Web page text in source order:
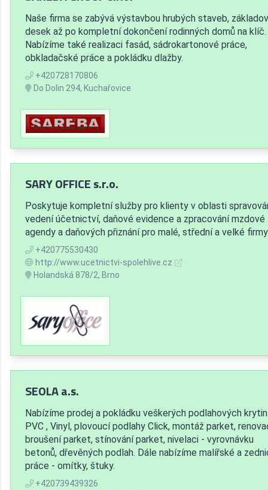
Naše firma se zabývá výstavbou hrubých staveb,
desek až po kompletní dokončení rodinných domů na klíč.
Nabízíme také realizaci fasád, sádrokartonové práce,
obkladačské práce a pokládku dlažby.
+420728170806
Do Dolin 294, Kuchařovice
SARY OFFICE s.r.o.
Poskytuje kompletní služby pro klienty v oblasti
vedení účetnictví, daňové evidence a zpracování mzdové
agendy a daňových přiznání pro malé, střední a velké
+420775530430
http://www.ucetnictvi-spolehlive.cz
Holandská 878/2, Brno
SEOLA a.s.
Nabízíme prodej a pokládku veškerých podlahových
PVC , Vinyl, plovoucí podlahy Click, montáž parket,
broušení parket, stínování parket, nivelaci - vyrovnávku
betonů, dřevěných podlah. Dále nabízíme malířské a
práce - omítky, štuky.
+420739439326